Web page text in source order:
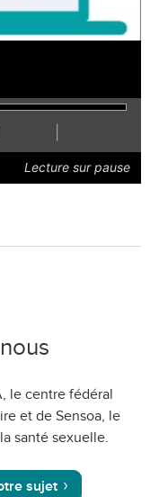
rapidement
Plus
lentement
le
mode
Lecture sur pause
le centre fédéral
et de Sensoa, le
santé sexuelle.
sujet